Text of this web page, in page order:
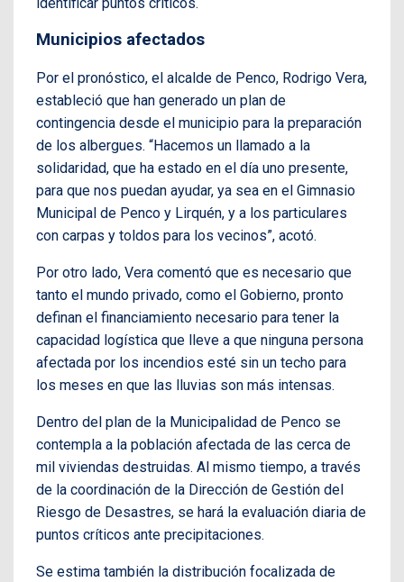
Municipios afectados
Por el pronóstico, el alcalde de Penco, Rodrigo Vera,
estableció que han generado un plan de
contingencia desde el municipio para la preparación
de los albergues. “Hacemos un llamado a la
solidaridad, que ha estado en el día uno presente,
para que nos puedan ayudar, ya sea en el Gimnasio
Municipal de Penco y Lirquén, y a los particulares
con carpas y toldos para los vecinos”, acotó.
Por otro lado, Vera comentó que es necesario que
tanto el mundo privado, como el Gobierno, pronto
definan el financiamiento necesario para tener la
capacidad logística que lleve a que ninguna persona
afectada por los incendios esté sin un techo para
los meses en que las lluvias son más intensas.
Dentro del plan de la Municipalidad de Penco se
contempla a la población afectada de las cerca de
mil viviendas destruidas. Al mismo tiempo, a través
de la coordinación de la Dirección de Gestión del
Riesgo de Desastres, se hará la evaluación diaria de
puntos críticos ante precipitaciones.
Se estima también la distribución focalizada de